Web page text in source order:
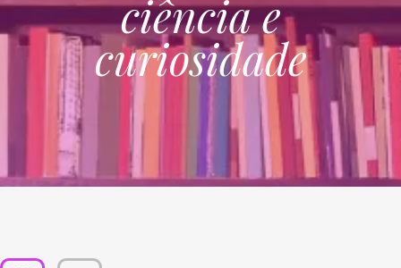
ciência e
curiosidade